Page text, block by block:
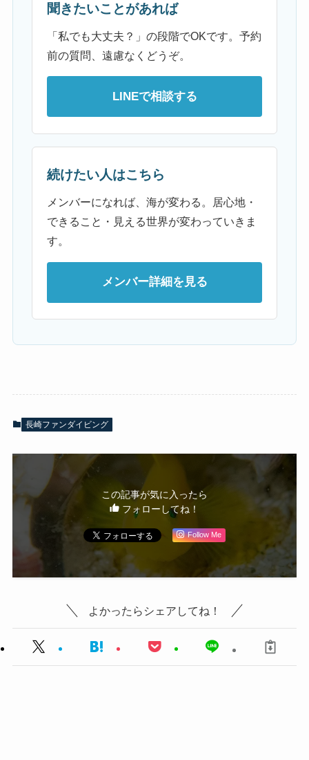
聞きたいことがあれば
「私でも大丈夫？」の段階でOKです。予約
前の質問、遠慮なくどうぞ。
LINEで相談する
続けたい人はこちら
メンバーになれば、海が変わる。居心地・
できること・見える世界が変わっていきま
す。
メンバー詳細を見る
長崎ファンダイビング
この記事が気に入ったら
フォローしてね！
Follow Me
よかったらシェアしてね！